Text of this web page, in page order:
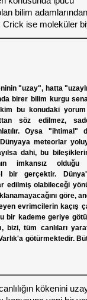
bilim
ise moleküler
"uzay", hatta
birer bilim kurgu
bu konudaki
söz edilmez,
Oysa "ihtimal"
Dünyaya meteorlar
dahi, bu
imkansız
bir gerçektir.
edilmiş olabileceği
göre,
evrimcilerin kaçış
bir kademe geriye
bizi, tüm canlıları
götürmektedir.
kökenini